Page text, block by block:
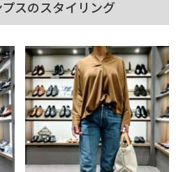
プスのスタイリング